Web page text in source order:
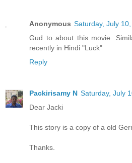
Anonymous Saturday, July
Gud to about this movie.
recently in Hindi "Luck"
Reply
Packirisamy N Saturday, July
Dear Jacki
This story is a copy of a old
Thanks.